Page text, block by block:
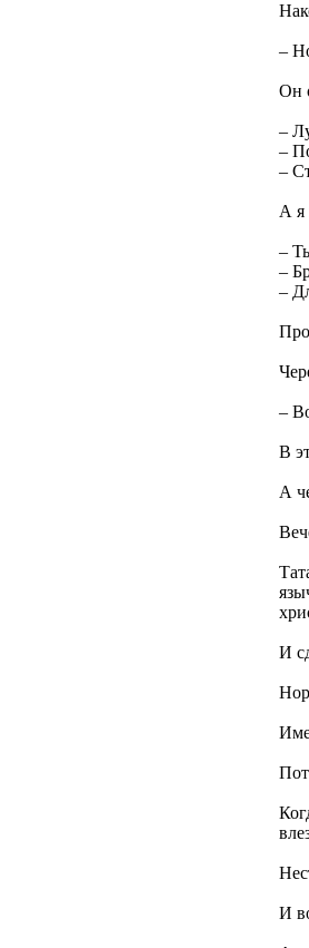
–
Он
–
–
–
А я
–
–
–
–
В
А
И
И